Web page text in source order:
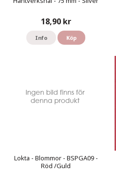
18,90 kr
Info Köp
Lokta - Blommor - BSPGA09 -
Röd /Guld